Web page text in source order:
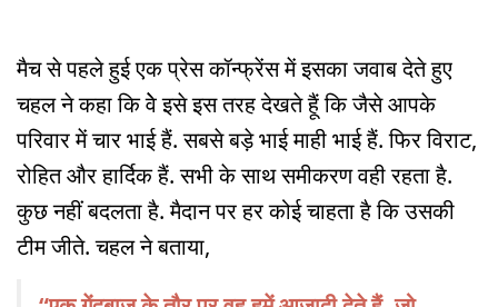
मैच से पहले हुई एक प्रेस कॉन्फ्रेंस में इसका जवाब देते हुए
चहल ने कहा कि वेे इसे इस तरह देखते हूैं कि जैसे आपके
परिवार में चार भाई हैं. सबसे बड़े भाई माही भाई हैं. फिर विराट,
रोहित और हार्दिक हैं. सभी के साथ समीकरण वही रहता है.
कुछ नहीं बदलता है. मैदान पर हर कोई चाहता है कि उसकी
टीम जीते. चहल ने बताया,